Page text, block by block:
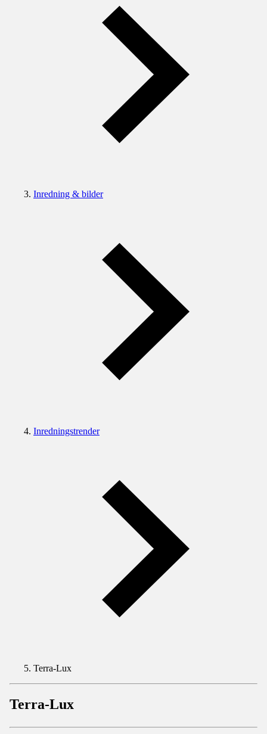
Inredning & bilder
Inredningstrender
Terra-Lux
Terra-Lux